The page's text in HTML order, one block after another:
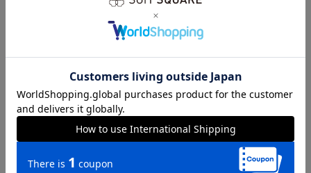
一見ウール見えする、マルチな機能性のポリエステル素材。平
織で通気性がよいため、夏にも快適に着用いただけます。
ノンアイロン／アイロン掛け不要で、パンツのクリースライン
（折り目）を保持します。
ウォッシャブル／汚れてもご家庭で簡単にお洗濯が可能です。
ストレッチ／優れた伸縮性により快適な着心地を叶えます。
防シワ／着用中シワになりにくく、洗濯後に残りがちなシワも